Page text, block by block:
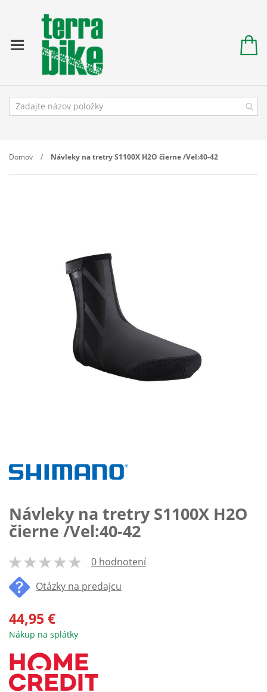
Domov Návleky na tretry S1100X H2O čierne /Vel:40-42
Návleky na tretry S1100X H2O
čierne /Vel:40-42
% of100
0 hodnotení
Otázky na predajcu
44,95 €
Nákup na splátky
začiatok
galérie